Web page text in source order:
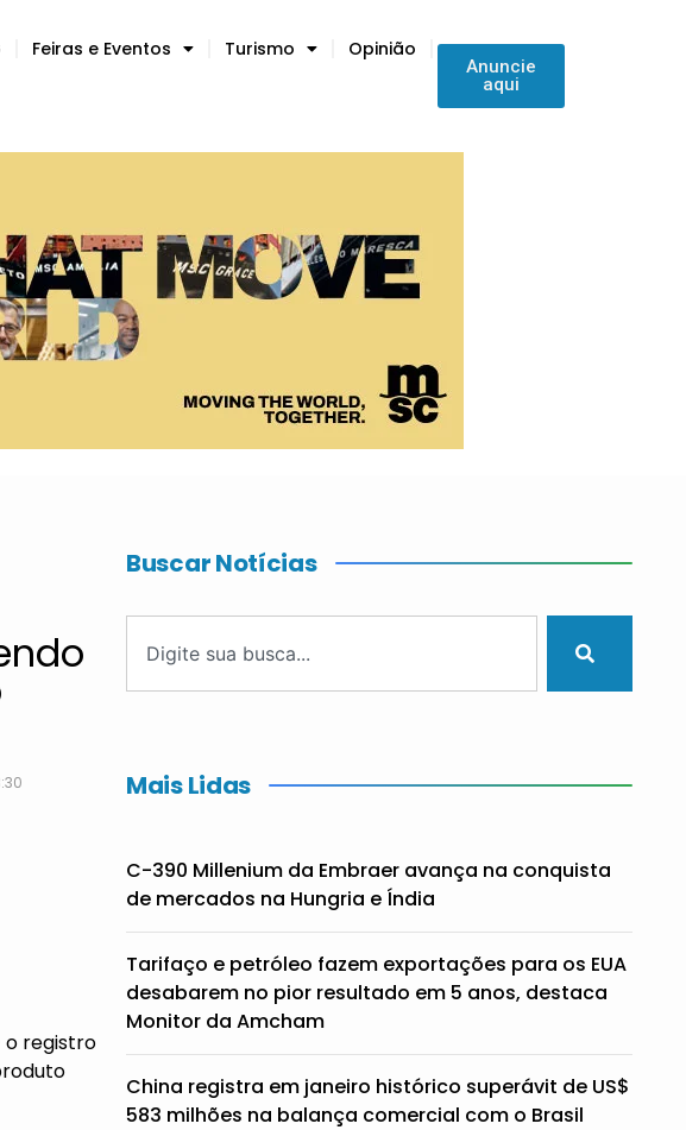
Feiras e Eventos Turismo Opinião
Anuncie
aqui
o registro
Buscar Notícias
Mais Lidas
C-390 Millenium da Embraer avança na conquista
de mercados na Hungria e Índia
Tarifaço e petróleo fazem exportações para os EUA
desabarem no pior resultado em 5 anos, destaca
Monitor da Amcham
China registra em janeiro histórico superávit de US$
583 milhões na balança comercial com o Brasil